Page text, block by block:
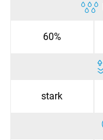
60%
stark